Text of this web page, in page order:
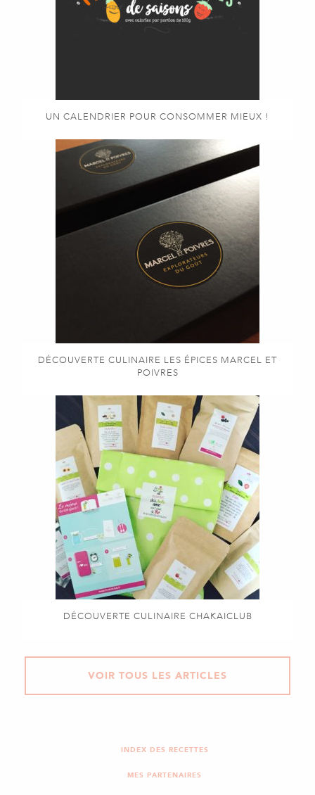
UN CALENDRIER POUR CONSOMMER MIEUX !
DÉCOUVERTE CULINAIRE LES ÉPICES MARCEL ET
POIVRES
DÉCOUVERTE CULINAIRE CHAKAICLUB
VOIR TOUS LES ARTICLES
INDEX DES RECETTES
MES PARTENAIRES